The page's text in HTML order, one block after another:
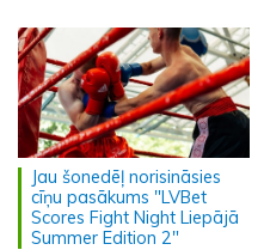
Jau šonedēļ norisināsies
cīņu pasākums "LVBet
Scores Fight Night Liepājā
Summer Edition 2"